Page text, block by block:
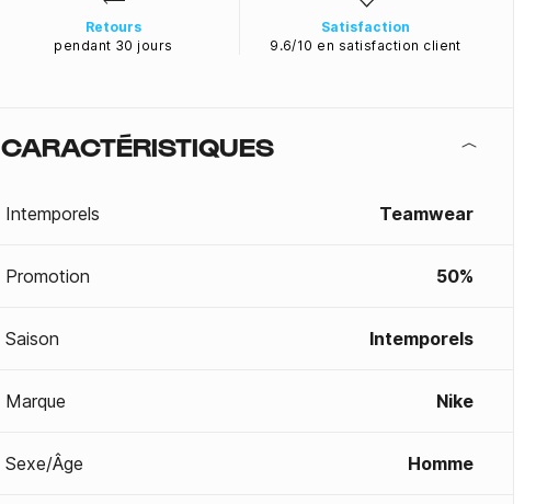
Retours
pendant 30 jours
Satisfaction
9.6/10 en satisfaction client
CARACTÉRISTIQUES
Intemporels Teamwear
Promotion 50%
Saison Intemporels
Marque Nike
Sexe/Âge Homme